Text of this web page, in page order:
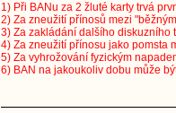
1) Při BANu za 2 žluté karty trvá
2) Za zneužití přínosů mezi
3) Za zakládání dalšího diskuzního
4) Za zneužití přínosu jako pomsta
5) Za vyhrožování fyzickým
6) BAN na jakoukoliv dobu může